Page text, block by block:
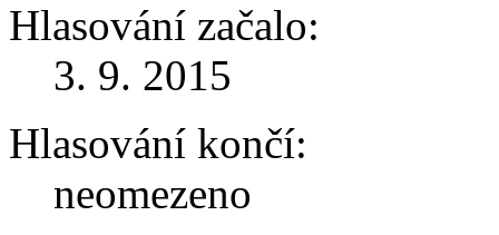
Hlasování začalo:
3. 9. 2015
Hlasování končí:
neomezeno